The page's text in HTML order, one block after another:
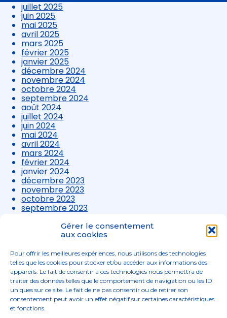
Gérer le consentement
aux cookies
Pour offrir les meilleures expériences, nous utilisons des technologies
telles que les cookies pour stocker et/ou accéder aux informations des
appareils. Le fait de consentir à ces technologies nous permettra de
traiter des données telles que le comportement de navigation ou les ID
uniques sur ce site. Le fait de ne pas consentir ou de retirer son
consentement peut avoir un effet négatif sur certaines caractéristiques
et fonctions.
juillet 2025
juin 2025
mai 2025
avril 2025
mars 2025
février 2025
janvier 2025
décembre 2024
novembre 2024
octobre 2024
septembre 2024
août 2024
juillet 2024
juin 2024
mai 2024
avril 2024
mars 2024
février 2024
janvier 2024
décembre 2023
novembre 2023
octobre 2023
septembre 2023
août 2023
juillet 2023
avril 2023
mars 2023